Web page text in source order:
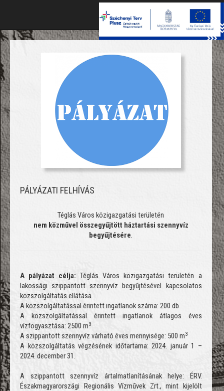
PÁLYÁZATI FELHÍVÁS
Téglás Város közigazgatási területén
nem közművel összegyűjtött háztartási szennyvíz
begyűjtésére.
A pályázat célja: Téglás Város közigazgatási területén a
lakossági szippantott szennyvíz begyűjtésével kapcsolatos
közszolgáltatás ellátása.
A közszolgáltatással érintett ingatlanok száma: 200 db
A közszolgáltatással érintett ingatlanok átlagos éves
vízfogyasztása: 2500 m3
A szippantott szennyvíz várható éves mennyisége: 500 m3
A közszolgáltatás végzésének időtartama: 2024. január 1 –
2024. december 31.
A szippantott szennyvíz ártalmatlanításának helye: ÉRV.
Északmagyarországi Regionális Vízművek Zrt., mint kijelölt